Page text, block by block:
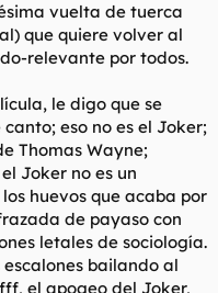
vuelta de tuerca
que quiere volver al
relevante por todos.
le digo que se
eso no es el Joker;
Thomas Wayne;
Joker no es un
huevos que acaba por
de payaso con
letales de sociología.
escalones bailando al
el apogeo del Joker,